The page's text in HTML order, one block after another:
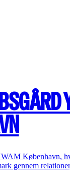
København,
gennem